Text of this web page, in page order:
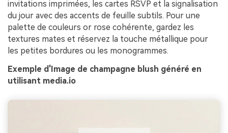
invitations imprimées, les cartes RSVP et la signalisation
du jour avec des accents de feuille subtils. Pour une
palette de couleurs or rose cohérente, gardez les
textures mates et réservez la touche métallique pour
les petites bordures ou les monogrammes.
Exemple d'Image de champagne blush généré en
utilisant media.io